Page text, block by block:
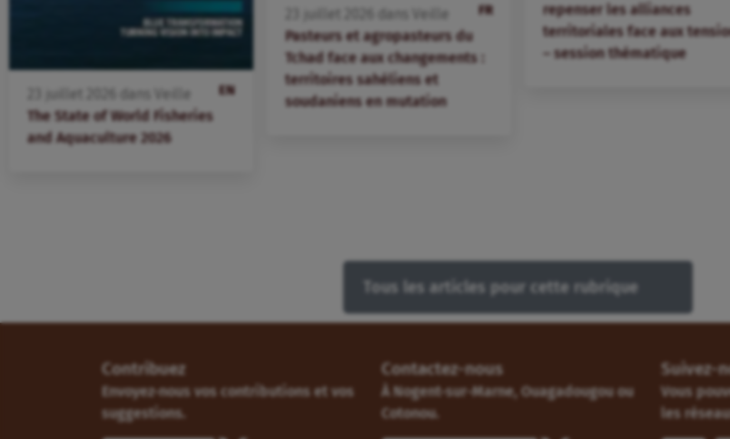
EN
juillet dans
Veille
The State of World Fisheries
and Aquaculture 2026
FR
juillet dans
Veille
Pasteurs et agropasteurs du
Tchad face aux changements :
territoires sahéliens et
soudaniens en mutation
repenser les alliances
territoriales face aux
– session thématique
Tous les articles pour cette rubrique
Contribuez
Envoyez-nous vos contributions et vos
suggestions.
Contactez-nous
À Nogent-sur-Marne, Ouagadougou ou
Cotonou.
Suivez-
Vous
les